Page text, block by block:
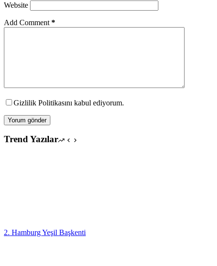
Website
Add Comment *
Gizlilik Politikasını kabul ediyorum.
Yorum gönder
Trend Yazılar
2. Hamburg Yeşil Başkenti